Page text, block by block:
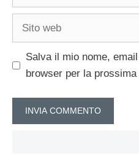
Sito
Salva il mio nome,
browser per la